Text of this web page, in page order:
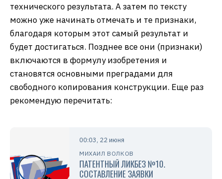
технического результата. А затем по тексту
можно уже начинать отмечать и те признаки,
благодаря которым этот самый результат и
будет достигаться. Позднее все они (признаки)
включаются в формулу изобретения и
становятся основными преградами для
свободного копирования конструкции. Еще раз
рекомендую перечитать:
00:03, 22 июня
МИХАИЛ ВОЛКОВ
ПАТЕНТНЫЙ ЛИКБЕЗ №10.
СОСТАВЛЕНИЕ ЗАЯВКИ